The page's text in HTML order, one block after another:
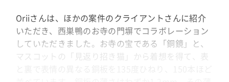
Oriiさんは、ほかの案件のクライアントさんに紹介
いただき、西巣鴨のお寺の門塀でコラボレーション
していただきました。お寺の宝である「銅鏡」と、
マスコットの「見返り招き猫」から着想を得て、表